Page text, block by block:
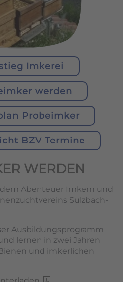
Imkerei
werden
Probeimker
BZV Termine
WERDEN
Abenteuer Imkern und
Sulzbach-
Ausbildungsprogramm
lernen in zwei Jahren
und imkerlichen